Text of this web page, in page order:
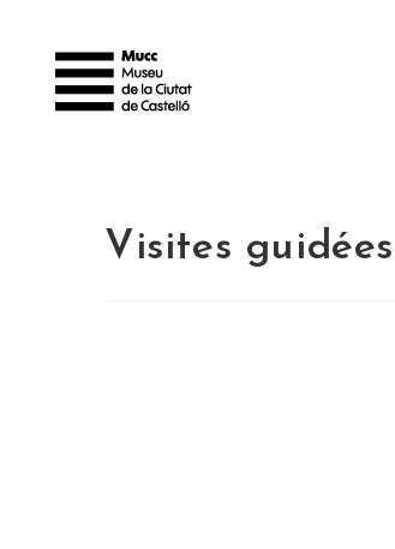
Visites guidées